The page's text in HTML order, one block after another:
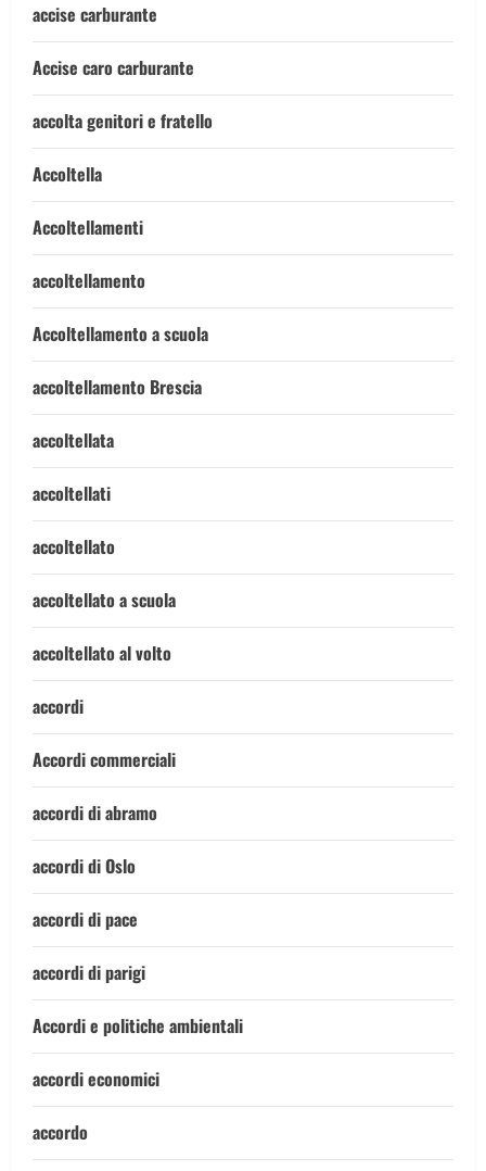
accise carburante
Accise caro carburante
accolta genitori e fratello
Accoltella
Accoltellamenti
accoltellamento
Accoltellamento a scuola
accoltellamento Brescia
accoltellata
accoltellati
accoltellato
accoltellato a scuola
accoltellato al volto
accordi
Accordi commerciali
accordi di abramo
accordi di Oslo
accordi di pace
accordi di parigi
Accordi e politiche ambientali
accordi economici
accordo